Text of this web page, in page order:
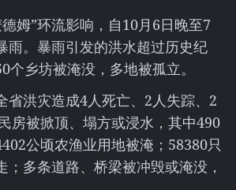
姆”环流影响，自10月6日晚至7
雨。暴雨引发的洪水超过历史纪
个乡坊被淹没，多地被孤立。
省洪灾造成4人死亡、2人失踪、2
房被掀顶、塌方或浸水，其中490
公顷农渔业用地被淹；58380只
；多条道路、桥梁被冲毁或淹没，